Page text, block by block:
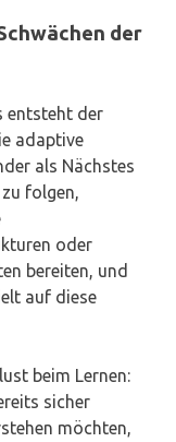
der
entsteht der
adaptive
als Nächstes
folgen,
oder
bereiten, und
auf diese
beim Lernen:
sicher
möchten,